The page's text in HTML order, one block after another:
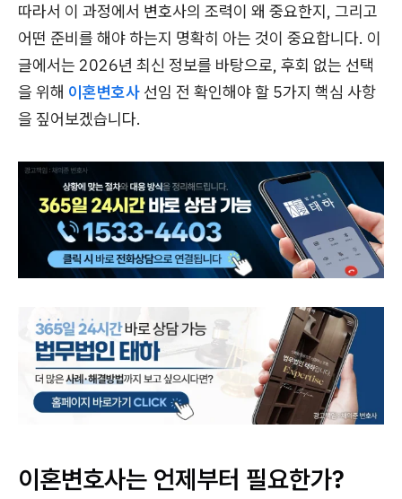
따라서 이 과정에서 변호사의 조력이 왜 중요한지, 그리고
어떤 준비를 해야 하는지 명확히 아는 것이 중요합니다. 이
글에서는 2026년 최신 정보를 바탕으로, 후회 없는 선택
을 위해 이혼변호사 선임 전 확인해야 할 5가지 핵심 사항
을 짚어보겠습니다.
이혼변호사는 언제부터 필요한가?